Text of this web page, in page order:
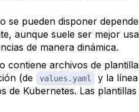
se pueden disponer
aunque suele ser mejor
de manera dinámica.
contiene archivos de
(de
values.yaml
y la
de Kubernetes. Las